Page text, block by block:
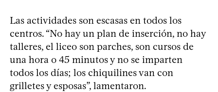
Las actividades son escasas en todos los
centros. “No hay un plan de inserción, no hay
talleres, el liceo son parches, son cursos de
una hora o 45 minutos y no se imparten
todos los días; los chiquilines van con
grilletes y esposas”, lamentaron.